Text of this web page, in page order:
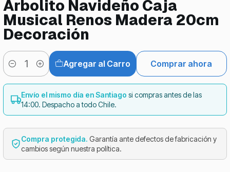
Arbolito Navideño Caja
Musical Renos Madera 20cm
Decoración
Cantidad
Agregar al Carro Comprar ahora
Envío el mismo día en Santiago si compras antes de las
14:00. Despacho a todo Chile.
Compra protegida. Garantía ante defectos de fabricación y
cambios según nuestra política.